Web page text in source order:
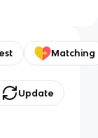
Matching
Update